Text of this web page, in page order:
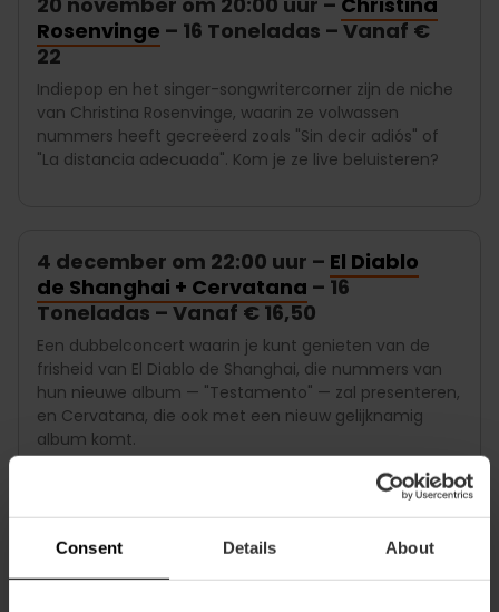
Consent Details About
Rosenvinge – 16 Toneladas – Vanaf €
22
Indiepop en het singer-songwritercorner zijn de niche
van Christina Rosenvinge, waarin ze volwassen
nummers heeft gecreëerd zoals "Sin decir adiós" of
"La distancia adecuada". Kom je ze live beluisteren?
4 december om 22:00 uur – El Diablo
de Shanghai + Cervatana – 16
Toneladas – Vanaf € 16,50
Een dubbelconcert waarin je kunt genieten van de
frisheid van El Diablo de Shanghai, die nummers van
hun nieuwe album — "Testamento" — zal presenteren,
en Cervatana, die ook met een nieuw gelijknamig
album komt.
Naar hoeveel concerten ga jij?